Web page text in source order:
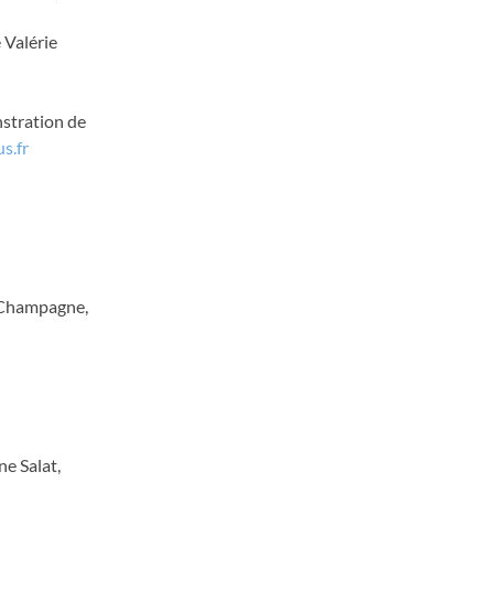
Valérie
de
Salat,